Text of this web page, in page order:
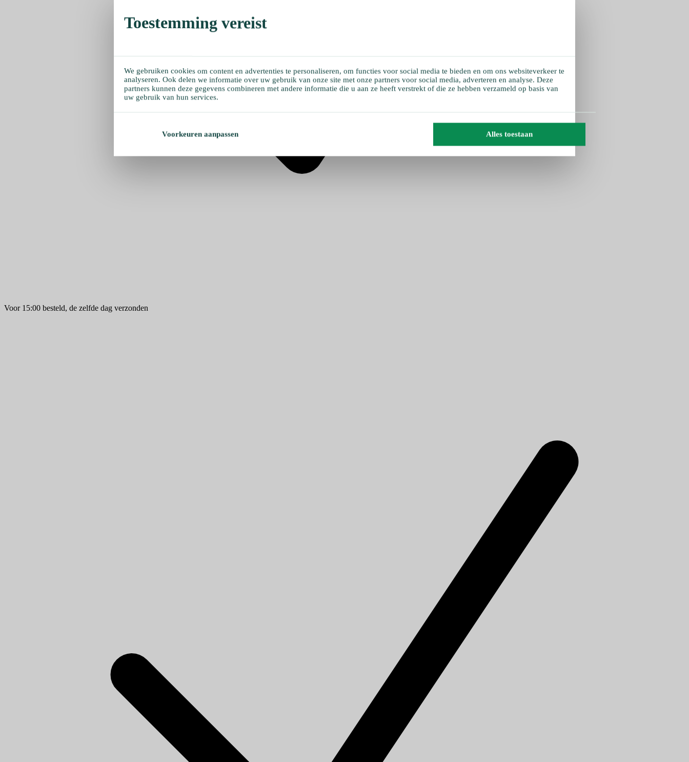
Voor 15:00 besteld, de zelfde dag verzonden
Toestemming vereist
We gebruiken cookies om content en advertenties te personaliseren, om functies voor social media te bieden en om ons websiteverkeer te
analyseren. Ook delen we informatie over uw gebruik van onze site met onze partners voor social media, adverteren en analyse. Deze
partners kunnen deze gegevens combineren met andere informatie die u aan ze heeft verstrekt of die ze hebben verzameld op basis van
uw gebruik van hun services.
Voorkeuren aanpassen Alles toestaan